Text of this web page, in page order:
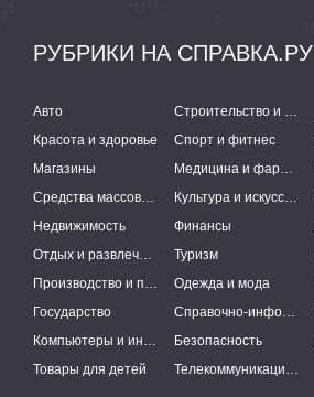
РУБРИКИ НА СПРАВКА.РУ
Авто Строительство и ремонт
Красота и здоровье
Спорт и фитнес
Магазины
Медицина и фармацевтика
Средства массовой информации
Культура и искусство
Недвижимость
Финансы
Отдых и развлечения
Туризм
Производство и поставки
Одежда и мода
Государство
Справочно-информационные системы
Компьютеры и интернет
Безопасность
Товары для детей
Телекоммуникации и связь